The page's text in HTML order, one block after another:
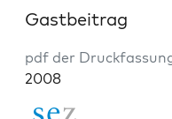
Gastbeitrag
pdf der
2008